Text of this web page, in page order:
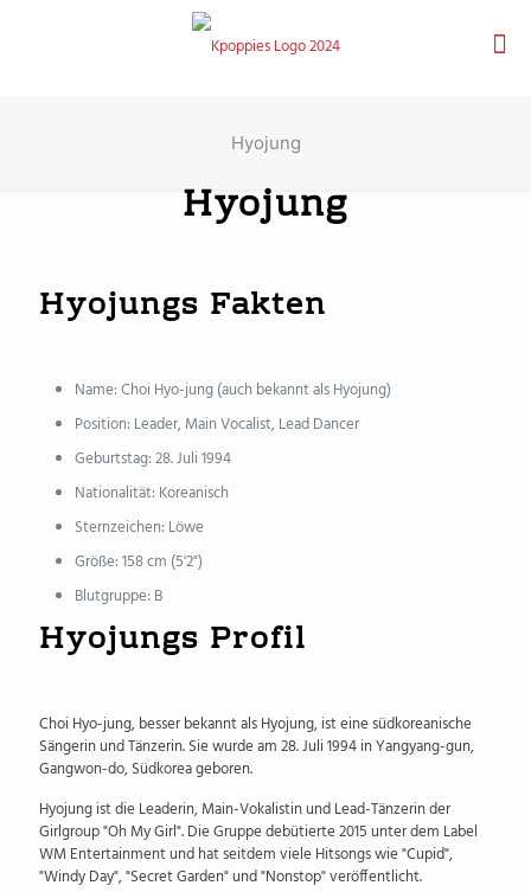
Hyojung
Hyojung
Hyojungs Fakten
Name: Choi Hyo-jung (auch bekannt als Hyojung)
Position: Leader, Main Vocalist, Lead Dancer
Geburtstag: 28. Juli 1994
Nationalität: Koreanisch
Sternzeichen: Löwe
Größe: 158 cm (5'2")
Blutgruppe: B
Hyojungs Profil
Choi Hyo-jung, besser bekannt als Hyojung, ist eine südkoreanische
Sängerin und Tänzerin. Sie wurde am 28. Juli 1994 in Yangyang-gun,
Gangwon-do, Südkorea geboren.
Hyojung ist die Leaderin, Main-Vokalistin und Lead-Tänzerin der
Girlgroup "Oh My Girl". Die Gruppe debütierte 2015 unter dem Label
WM Entertainment und hat seitdem viele Hitsongs wie "Cupid",
"Windy Day", "Secret Garden" und "Nonstop" veröffentlicht.